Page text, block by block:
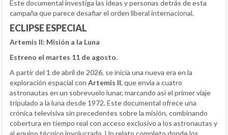
Este documental investiga las ideas y personas detrás de esta
campaña que parece desafiar el orden liberal internacional.
ECLIPSE ESPECIAL
Artemis II: Misión a la Luna
Estreno el martes 11 de agosto.
A partir del 1 de abril de 2026, se inicia una nueva era en la
exploración espacial con Artemis II, que envía a cuatro
astronautas en un sobrevuelo lunar, marcando así el primer viaje
tripulado a la luna desde 1972. Este documental ofrece una
crónica televisiva sin precedentes sobre la misión, combinando
cobertura en tiempo real con acceso exclusivo a los astronautas y
al equipo técnico involucrado. Un relato completo donde los